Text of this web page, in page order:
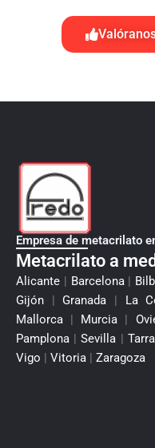
Empresa de metacrilato
Metacrilato a
Alicante | Barcelona |
Gijón | Granada | La
Mallorca | Murcia |
Pamplona | Sevilla |
Vigo | Vitoria | Zaragoza